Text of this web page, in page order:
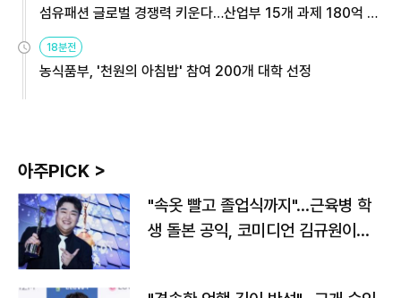
섬유패션 글로벌 경쟁력 키운다…산업부 15개 과제 180억 지
원
18분전
농식품부, '천원의 아침밥' 참여 200개 대학 선정
아주PICK >
"속옷 빨고 졸업식까지"…근육병 학
생 돌본 공익, 코미디언 김규원이었